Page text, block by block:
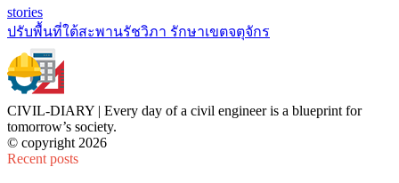
stories
ปรับพื้นที่ใต้สะพานรัชวิภา รักษาเขตจตุจักร
CIVIL-DIARY | Every day of a civil engineer is a blueprint for
tomorrow’s society.
© copyright 2026
Recent posts